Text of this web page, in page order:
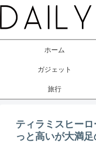
ホーム
ガジェット
旅行
ティラミスヒー
っと高いが大満足